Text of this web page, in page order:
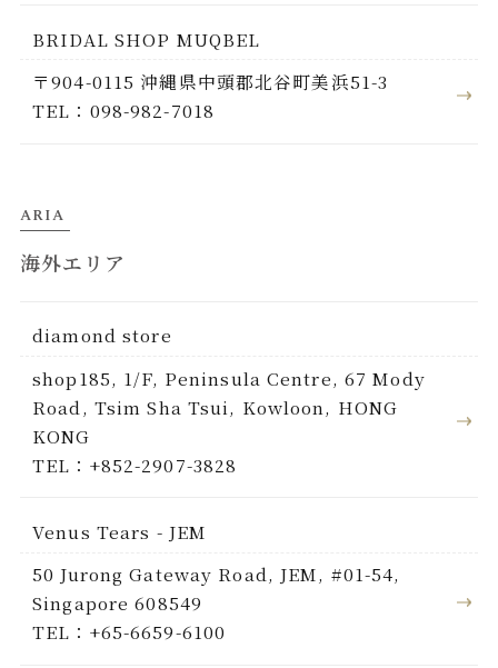
BRIDAL SHOP MUQBEL
〒904-0115 沖縄県中頭郡北谷町美浜51-3
TEL：098-982-7018
ARIA
海外エリア
diamond store
shop185, 1/F, Peninsula Centre, 67 Mody
Road, Tsim Sha Tsui, Kowloon, HONG
KONG
TEL：+852-2907-3828
Venus Tears - JEM
50 Jurong Gateway Road, JEM, #01-54,
Singapore 608549
TEL：+65-6659-6100